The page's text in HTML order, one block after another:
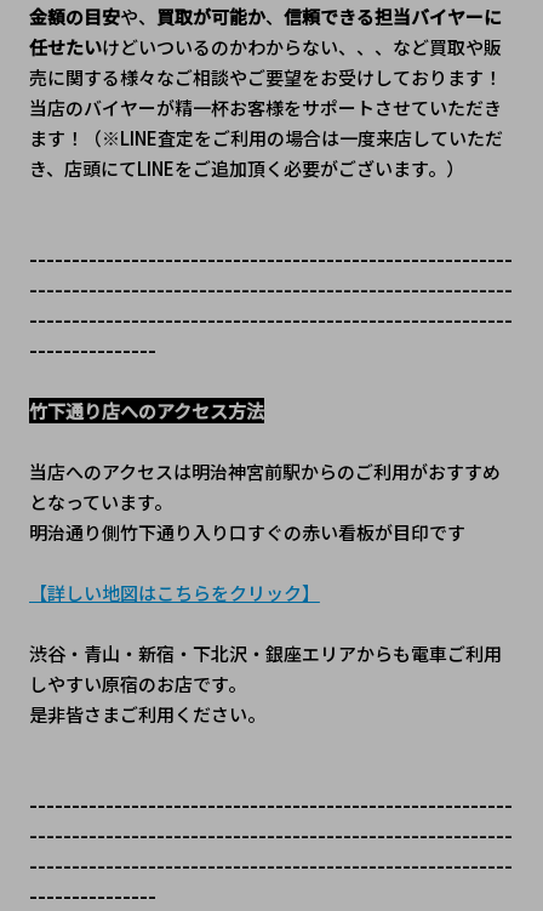
金額の目安や、 買取が可能か、 信頼できる担当バイヤーに
任せたいけどいついるのかわからない、、、など買取や販
売に関する様々なご相談やご要望をお受けしております！
当店のバイヤーが精一杯お客様をサポートさせていただき
ます！（※LINE査定をご利用の場合は一度来店していただ
き、店頭にてLINEをご追加頂く必要がございます。）
---------------------------------------------------------
---------------------------------------------------------
---------------------------------------------------------
---------------
竹下通り店へのアクセス方法
当店へのアクセスは明治神宮前駅からのご利用がおすすめ
となっています。
明治通り側竹下通り入り口すぐの赤い看板が目印です
【詳しい地図はこちらをクリック】
渋谷・青山・新宿・下北沢・銀座エリアからも電車ご利用
しやすい原宿のお店です。
是非皆さまご利用ください。
---------------------------------------------------------
---------------------------------------------------------
---------------------------------------------------------
---------------